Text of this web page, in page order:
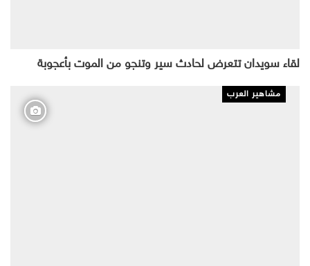
لقاء سويدان تتعرض لحادث سير وتنجو من الموت بأعجوبة
مشاهير العرب